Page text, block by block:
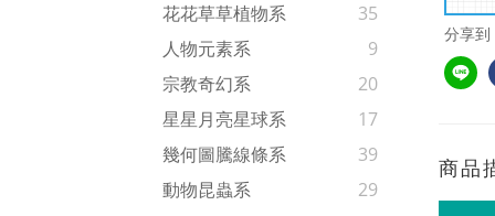
花花草草植物系
35
人物元素系
9
宗教奇幻系
20
星星月亮星球系
17
幾何圖騰線條系
39
動物昆蟲系
29
分享到
商品